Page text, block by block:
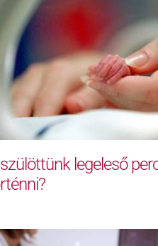
legeleső